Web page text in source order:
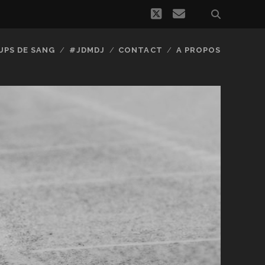
twitteremail
DE SANG #JDMDJ CONTACT A PROPOS